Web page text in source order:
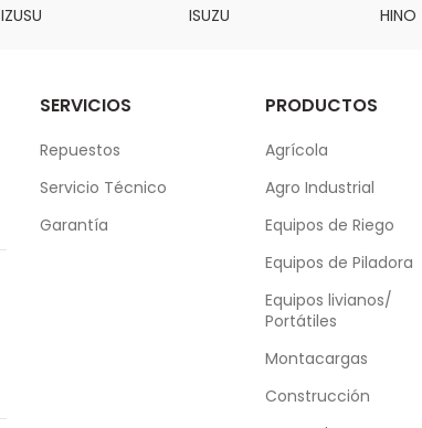
IZUSU ISUZU HINO
SERVICIOS
Repuestos
Servicio Técnico
Garantía
PRODUCTOS
Agrícola
Agro Industrial
Equipos de Riego
Equipos de Piladora
Equipos livianos/
Portátiles
Montacargas
Construcción